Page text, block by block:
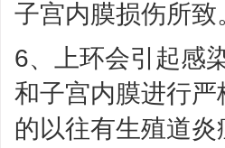
子宫内膜损伤所致
6、上环会引起感
和子宫内膜进行
的以往有生殖道